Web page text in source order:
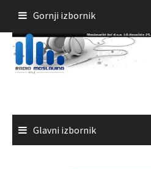
sadržaja
Gornji izbornik
Glavni izbornik